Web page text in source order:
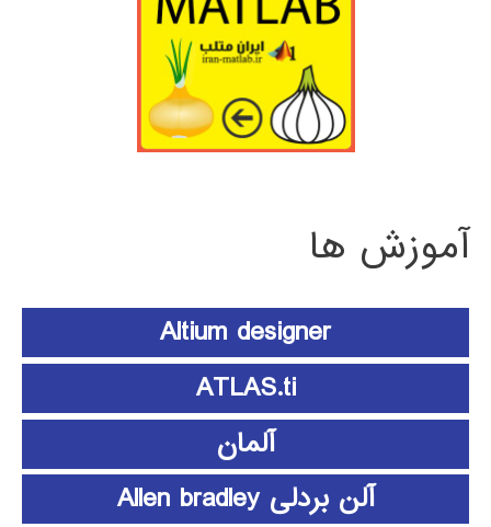
آموزش ها
Altium designer
ATLAS.ti
آلمان
آلن بردلی Allen bradley